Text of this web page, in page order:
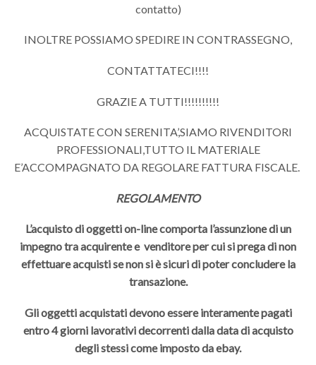
contatto)
INOLTRE POSSIAMO SPEDIRE IN CONTRASSEGNO,
CONTATTATECI!!!!
GRAZIE A TUTTI!!!!!!!!!!
ACQUISTATE CON SERENITA’,SIAMO RIVENDITORI
PROFESSIONALI,TUTTO IL MATERIALE
E’ACCOMPAGNATO DA REGOLARE FATTURA FISCALE.
REGOLAMENTO
L’acquisto di oggetti on-line comporta l’assunzione di un
impegno tra acquirente e venditore per cui si prega di non
effettuare acquisti se non si è sicuri di poter concludere la
transazione.
Gli oggetti acquistati devono essere interamente pagati
entro 4 giorni lavorativi decorrenti dalla data di acquisto
degli stessi come imposto da ebay.